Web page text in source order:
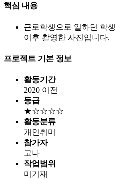
핵심 내용
근로학생으로 일하던 학
이후 촬영한 사진입니다.
프로젝트 기본 정보
활동기간
2020 이전
등급
★☆☆☆☆
활동분류
개인취미
참가자
고나
작업범위
미기재